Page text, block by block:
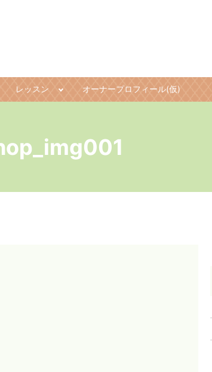
レッスン オーナープロフィール(仮)